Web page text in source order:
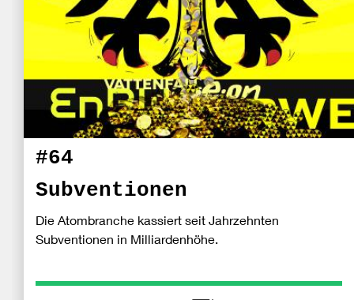
#64
Subventionen
Die Atombranche kassiert seit Jahrzehnten
Subventionen in Milliardenhöhe.